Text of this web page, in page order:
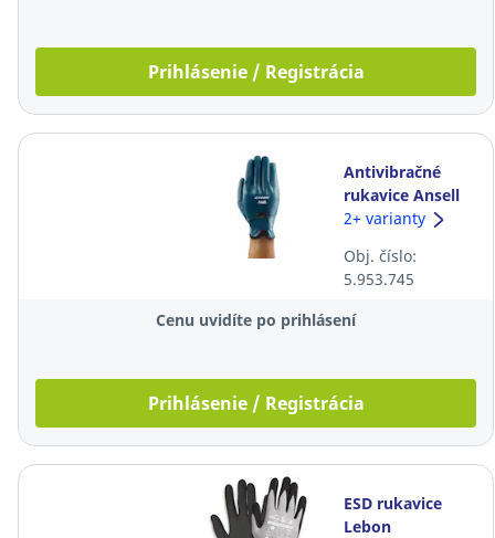
Prihlásenie / Registrácia
Antivibračné
rukavice Ansell
ActivArmr® 07-
modré, 6 párov
2+ varianty
Obj. číslo:
5.953.745
Cenu uvidíte po prihlásení
Prihlásenie / Registrácia
ESD rukavice
Lebon